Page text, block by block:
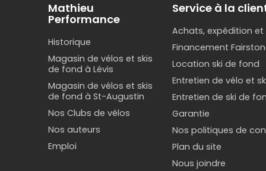
Mathieu
Performance
Historique
Magasin de vélos et skis
de fond à Lévis
Magasin de vélos et skis
de fond à St-Augustin
Nos Clubs de vélos
Nos auteurs
Emploi
Service à la
Achats, expédition et
Financement
Location ski de fond
Entretien de vélo et
Entretien de ski de
Garantie
Nos politiques de
Plan du site
Nous joindre